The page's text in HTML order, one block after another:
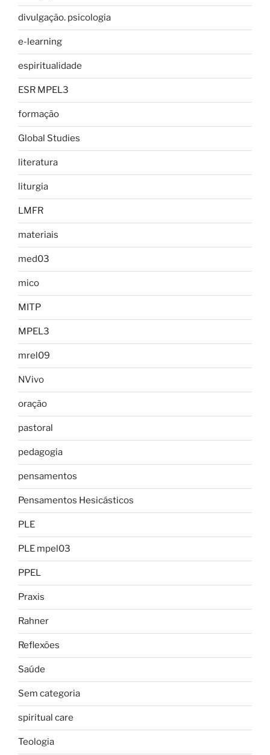
divulgação. psicologia
e-learning
espiritualidade
ESR MPEL3
formação
Global Studies
literatura
liturgia
LMFR
materiais
med03
mico
MITP
MPEL3
mrel09
NVivo
oração
pastoral
pedagogia
pensamentos
Pensamentos Hesicásticos
PLE
PLE mpel03
PPEL
Praxis
Rahner
Reflexões
Saúde
Sem categoria
spiritual care
Teologia